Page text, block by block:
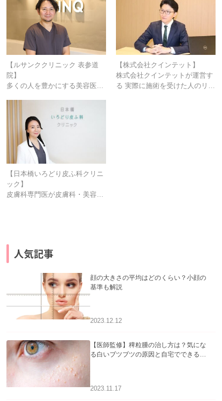
【ルサンククリニック 表参道
院】
多くの人を豊かにする美容医…
【株式会社クインテット】
株式会社クインテットが運営す
る 実際に施術を受けた人のリ…
【日本橋いろどり皮ふ科クリニ
ック】
皮膚科専門医が皮膚科・美容…
人気記事
顔の大きさの平均はどのくらい？小顔の
基準も解説
2023.12.12
【医師監修】稗粒腫の治し方は？気にな
る白いブツブツの原因と自宅でできるケ
2023.11.17